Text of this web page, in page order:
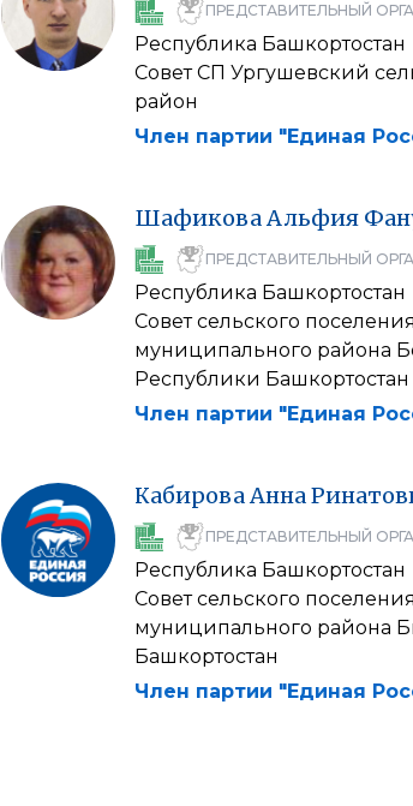
ПРЕДСТАВИТЕЛЬНЫЙ
Республика Башкортостан
Совет СП Ургушевский
район
Член партии "Единая
ШафиковаАльфия
ПРЕДСТАВИТЕЛЬНЫЙ
Республика Башкортостан
Совет сельского
муниципального района
Республики Башкортостан
Член партии "Единая
КабироваАнна
ПРЕДСТАВИТЕЛЬНЫЙ
Республика Башкортостан
Совет сельского
муниципального района
Башкортостан
Член партии "Единая